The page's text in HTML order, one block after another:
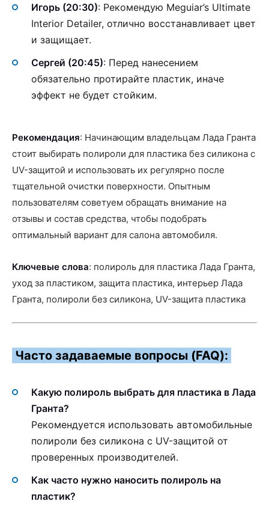
Игорь (20:30): Рекомендую Meguiar’s Ultimate
Interior Detailer, отлично восстанавливает цвет
и защищает.
Сергей (20:45): Перед нанесением
обязательно протирайте пластик, иначе
эффект не будет стойким.
Рекомендация: Начинающим владельцам Лада Гранта
стоит выбирать полироли для пластика без силикона с
UV-защитой и использовать их регулярно после
тщательной очистки поверхности. Опытным
пользователям советуем обращать внимание на
отзывы и состав средства, чтобы подобрать
оптимальный вариант для салона автомобиля.
Ключевые слова: полироль для пластика Лада Гранта,
уход за пластиком, защита пластика, интерьер Лада
Гранта, полироли без силикона, UV-защита пластика
Часто задаваемые вопросы (FAQ):
Какую полироль выбрать для пластика в Лада
Гранта?
Рекомендуется использовать автомобильные
полироли без силикона с UV-защитой от
проверенных производителей.
Как часто нужно наносить полироль на
пластик?